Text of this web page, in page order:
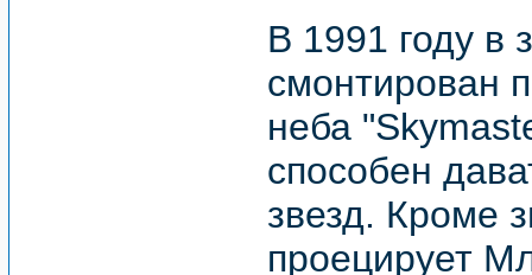
В 1991 году в
смонтирован
неба
способен
звезд. Кроме
проецирует